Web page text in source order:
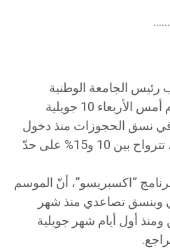
رئيس الجامعة الوطنية
لوكالات الأسفار، يوم أمس الأربعاء 10 جويلية
في نسق الحجوزات منذ دخول
شهر جويلية الجاري، تترواح بين 10 و15% على حدّ
“اكسبريسو”، أنّ الموسم
وبنسق تصاعدي منذ شهر
أول أيام شهر جويلية